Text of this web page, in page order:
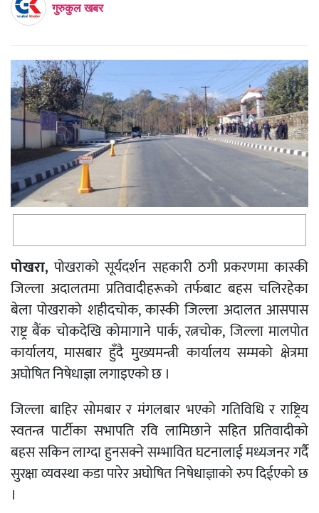
गुरुकुल खबर
पोखरा, पोखराको सूर्यदर्शन सहकारी ठगी प्रकरणमा कास्की
जिल्ला अदालतमा प्रतिवादीहरूको तर्फबाट बहस चलिरहेका
बेला पोखराको शहीदचोक, कास्की जिल्ला अदालत आसपास
राष्ट्र बैंक चोकदेखि कोमागाने पार्क, रत्नचोक, जिल्ला मालपोत
कार्यालय, मासबार हुँदै मुख्यमन्त्री कार्यालय सम्मको क्षेत्रमा
अघोषित निषेधाज्ञा लगाइएको छ ।
जिल्ला बाहिर सोमबार र मंगलबार भएको गतिविधि र राष्ट्रिय
स्वतन्त्र पार्टीका सभापति रवि लामिछाने सहित प्रतिवादीको
बहस सकिन लाग्दा हुनसक्ने सम्भावित घटनालाई मध्यजनर गर्दै
सुरक्षा व्यवस्था कडा पारेर अघोषित निषेधाज्ञाको रुप दिईएको छ
।